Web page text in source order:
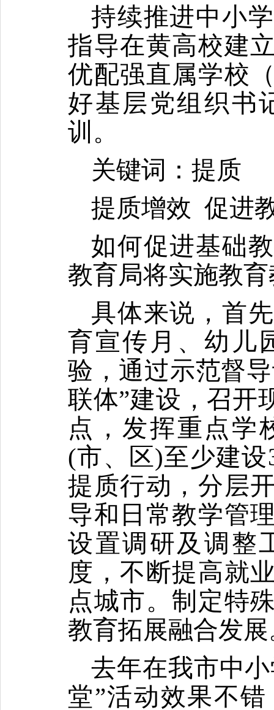
持续推进中小
指导在黄高校建
优配强直属学校
好基层党组织书
训。
关键词：提质
提质增效 促进
如何促进基础
教育局将实施教
具体来说，首
育宣传月、幼儿
验，通过示范督
联体”建设，召开
点，发挥重点学
(市、区)至少建设
提质行动，分层
导和日常教学管
设置调研及调整
度，不断提高就
点城市。制定特
教育拓展融合发
去年在我市中
堂”活动效果不